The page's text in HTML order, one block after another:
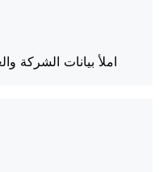
املأ بيانات الشركة